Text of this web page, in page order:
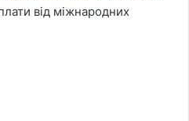
від міжнародних